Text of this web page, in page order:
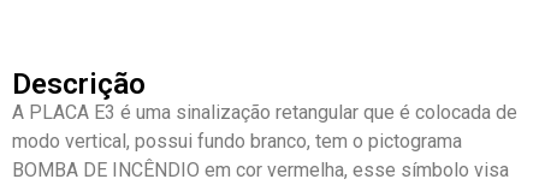
Descrição
A PLACA E3 é uma sinalização retangular que é colocada de
modo vertical, possui fundo branco, tem o pictograma
BOMBA DE INCÊNDIO em cor vermelha, esse símbolo visa